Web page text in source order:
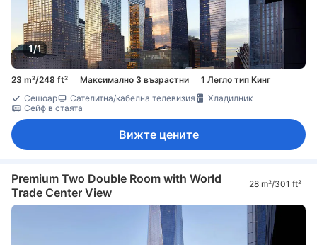
1/1
23 m²/248 ft² Максимално 3 възрастни
1 Легло тип Кинг
Сешоар
Сателитна/кабелна телевизия
Хладилник
Сейф в стаята
Вижте цените
Premium Two Double Room with World
Trade Center View
28 m²/301 ft²